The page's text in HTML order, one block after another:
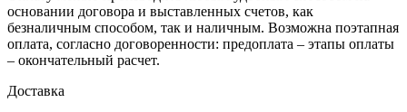
основании договора и выставленных счетов, как
безналичным способом, так и наличным. Возможна поэтапная
оплата, согласно договоренности: предоплата – этапы оплаты
– окончательный расчет.
Доставка